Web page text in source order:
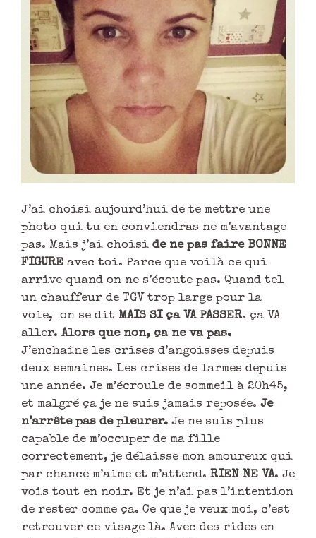
J’ai choisi aujourd’hui de te mettre une
photo qui tu en conviendras ne m’avantage
pas. Mais j’ai choisi de ne pas faire BONNE
FIGURE avec toi. Parce que voilà ce qui
arrive quand on ne s’écoute pas. Quand tel
un chauffeur de TGV trop large pour la
voie, on se dit MAIS SI ça VA PASSER. ça VA
aller. Alors que non, ça ne va pas.
J’enchaîne les crises d’angoisses depuis
deux semaines. Les crises de larmes depuis
une année. Je m’écroule de sommeil à 20h45,
et malgré ça je ne suis jamais reposée. Je
n’arrête pas de pleurer. Je ne suis plus
capable de m’occuper de ma fille
correctement, je délaisse mon amoureux qui
par chance m’aime et m’attend. RIEN NE VA. Je
vois tout en noir. Et je n’ai pas l’intention
de rester comme ça. Ce que je veux moi, c’est
retrouver ce visage là. Avec des rides en